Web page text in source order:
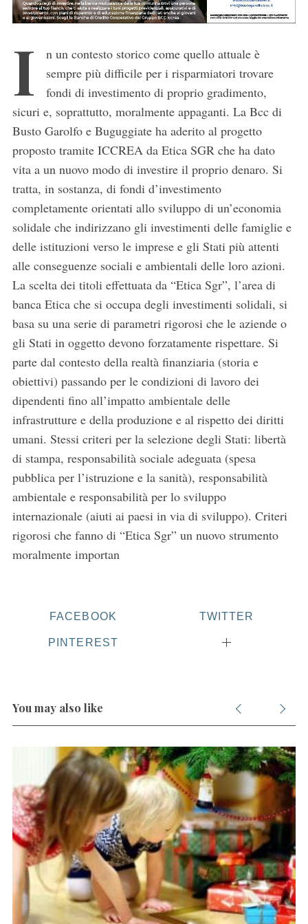
I
n un contesto storico come quello attuale è
sempre più difficile per i risparmiatori trovare
fondi di investimento di proprio gradimento,
sicuri e, soprattutto, moralmente appaganti. La Bcc di
Busto Garolfo e Buguggiate ha aderito al progetto
proposto tramite ICCREA da Etica SGR che ha dato
vita a un nuovo modo di investire il proprio denaro. Si
tratta, in sostanza, di fondi d’investimento
completamente orientati allo sviluppo di un’economia
solidale che indirizzano gli investimenti delle famiglie e
delle istituzioni verso le imprese e gli Stati più attenti
alle conseguenze sociali e ambientali delle loro azioni.
La scelta dei titoli effettuata da “Etica Sgr”, l’area di
banca Etica che si occupa degli investimenti solidali, si
basa su una serie di parametri rigorosi che le aziende o
gli Stati in oggetto devono forzatamente rispettare. Si
parte dal contesto della realtà finanziaria (storia e
obiettivi) passando per le condizioni di lavoro dei
dipendenti fino all’impatto ambientale delle
infrastrutture e della produzione e al rispetto dei diritti
umani. Stessi criteri per la selezione degli Stati: libertà
di stampa, responsabilità sociale adeguata (spesa
pubblica per l’istruzione e la sanità), responsabilità
ambientale e responsabilità per lo sviluppo
internazionale (aiuti ai paesi in via di sviluppo). Criteri
rigorosi che fanno di “Etica Sgr” un nuovo strumento
moralmente importan
FACEBOOK TWITTER
PINTEREST
You may also like
S
a
c
h
f
r